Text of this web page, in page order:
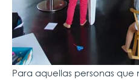
Para aquellas personas